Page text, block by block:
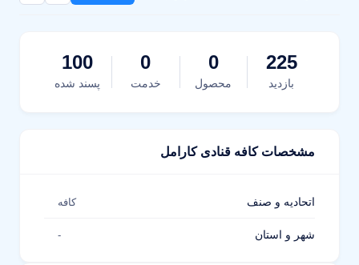
225
بازدید
0
محصول
0
خدمت
100
پسند شده
مشخصات کافه قنادی کارامل
اتحادیه و صنف کافه
شهر و استان -